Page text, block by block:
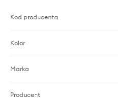
Kod producenta
Kolor
Marka
Producent